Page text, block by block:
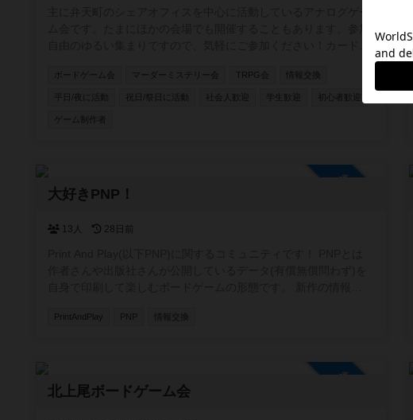
開催しています。一緒に企画してくれる仲間も募集中です。
ボードゲーム会 マーダーミステリー会 TRPG会 情報交換
平日/夜に活動 祝日/祭日に活動 社会人歓迎 学生歓迎 初心者歓迎
ゲーム制作者
大好きPNP！
13人 28日前
す！
PrintAndPlay PNP 情報交換
北上尾ボードゲーム会